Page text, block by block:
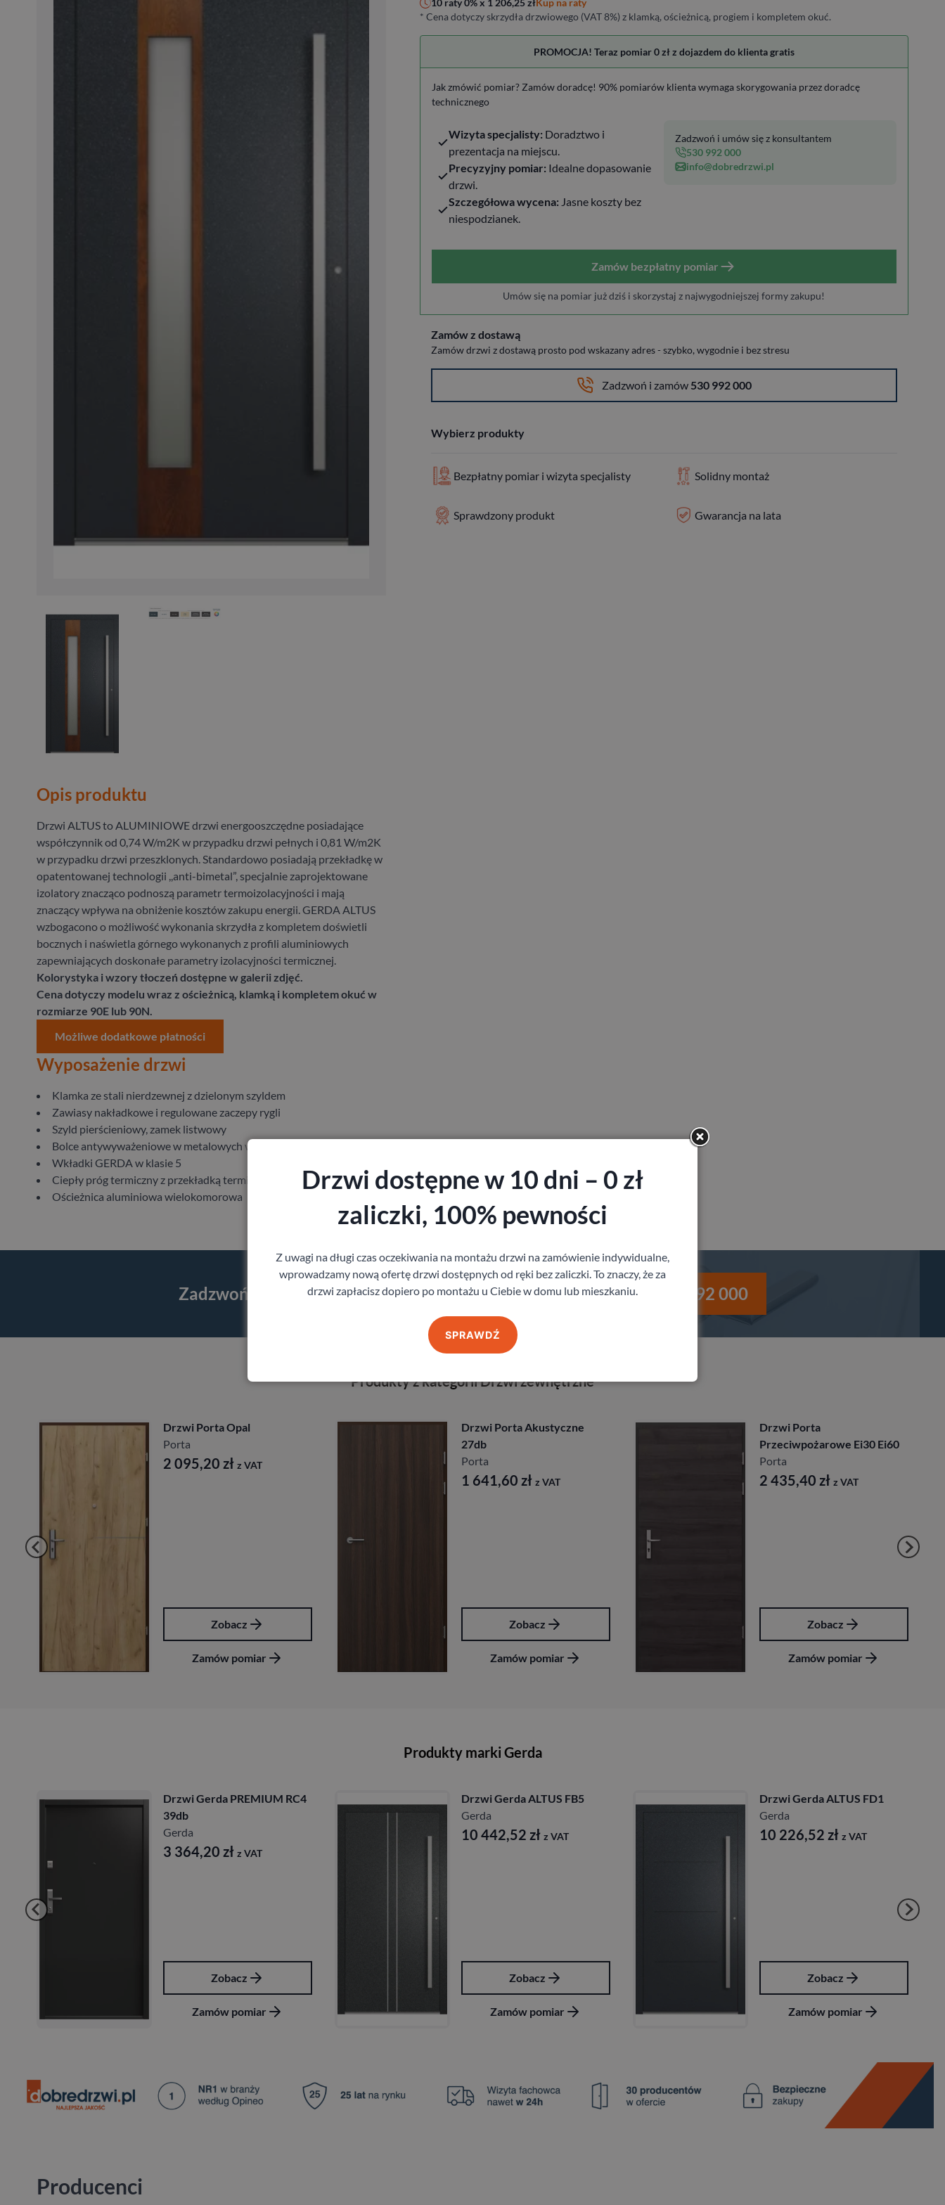
Opis produktu
Drzwi ALTUS to ALUMINIOWE drzwi energooszczędne posiadające
współczynnik od 0,74 W/m2K w przypadku drzwi pełnych i 0,81 W/m2K
w przypadku drzwi przeszklonych. Standardowo posiadają przekładkę w
opatentowanej technologii ,,anti-bimetal”, specjalnie zaprojektowane
izolatory znacząco podnoszą parametr termoizolacyjności i mają
znaczący wpływa na obniżenie kosztów zakupu energii. GERDA ALTUS
wzbogacono o możliwość wykonania skrzydła z kompletem doświetli
bocznych i naświetla górnego wykonanych z profili aluminiowych
zapewniających doskonałe parametry izolacyjności termicznej.
Kolorystyka i wzory tłoczeń dostępne w galerii zdjęć.
Cena dotyczy modelu wraz z ościeżnicą, klamką i kompletem okuć w
rozmiarze 90E lub 90N.
Możliwe dodatkowe płatności
Wyposażenie drzwi
Klamka ze stali nierdzewnej z dzielonym szyldem
Zawiasy nakładkowe i regulowane zaczepy rygli
Szyld pierścieniowy, zamek listwowy
Bolce antywyważeniowe w metalowych wspornikach
Wkładki GERDA w klasie 5
Ciepły próg termiczny z przekładką termiczną
Ościeżnica aluminiowa wielokomorowa
10 raty 0% x 1 206,25zł
* Cena dotyczy skrzydła drzwiowego (VAT 8%) z klamką, ościeżnicą, progiem i kompletem okuć.
PROMOCJA! Teraz pomiar 0 zł z dojazdem do klienta gratis
Jak zmówić pomiar? Zamów doradcę! 90% pomiarów klienta wymaga skorygowania przez doradcę
technicznego
Wizyta specjalisty: Doradztwo i
prezentacja na miejscu.
Precyzyjny pomiar: Idealne dopasowanie
drzwi.
Szczegółowa wycena: Jasne koszty bez
niespodzianek.
Zadzwoń i umów się z konsultantem
530 992 000
info@dobredrzwi.pl
Zamów bezpłatny pomiar
Umów się na pomiar już dziś i skorzystaj z najwygodniejszej formy zakupu!
Zamów z dostawą
Zamów drzwi z dostawą prosto pod wskazany adres - szybko, wygodnie i bez stresu
Zadzwoń i zamów 530 992 000
Wybierz produkty
Bezpłatny pomiar i wizyta specjalisty Solidny montaż
Sprawdzony produkt Gwarancja na lata
Zadzwoń i skorzystaj z pomocy Doradcy przy wyborze drzwi 530 992 000
Produkty z kategorii Drzwi zewnętrzne
Drzwi Porta Opal
2 095,20 z VAT
Zobacz
Drzwi Porta Akustyczne
zł z VAT
Zobacz
Przeciwpożarowe Ei30 Ei60
z VAT
Zobacz
Produkty marki Gerda
Drzwi Gerda PREMIUM RC4
39db
Gerda
3 364,20 zł z VAT
Zobacz
Zamów pomiar
Drzwi Gerda ALTUS FB5
Gerda
10 442,52 zł z VAT
Zobacz
Zamów pomiar
Drzwi Gerda ALTUS FD1
Gerda
10 226,52 zł z VAT
Zobacz
Zamów pomiar
Producenci
Drzwi dostępne w 10 dni – 0 zł
zaliczki, 100% pewności
Z uwagi na długi czas oczekiwania na montażu drzwi na zamówienie indywidualne,
wprowadzamy nową ofertę drzwi dostępnych od ręki bez zaliczki. To znaczy, że za
drzwi zapłacisz dopiero po montażu u Ciebie w domu lub mieszkaniu.
SPRAWDŹ